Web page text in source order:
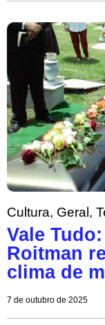
Cultura, Geral ,
Vale
Roitman
clima de
7 de outubro de 2025